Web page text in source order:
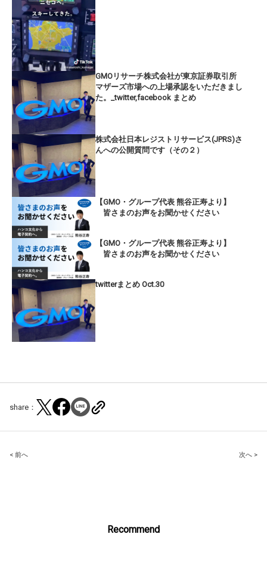
GMOリサーチ株式会社が東京証券取引所
マザーズ市場への上場承認をいただきまし
た。_twitter,facebook まとめ
株式会社日本レジストリサービス(JPRS)さ
んへの公開質問です（その２）
【GMO・グループ代表 熊谷正寿より】
皆さまのお声をお聞かせください
【GMO・グループ代表 熊谷正寿より】
皆さまのお声をお聞かせください
twitterまとめ Oct.30
share：
Post
< 前へ 次へ >
Recommend